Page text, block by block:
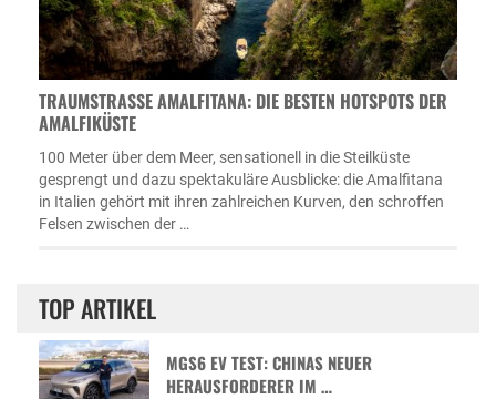
TRAUMSTRASSE AMALFITANA: DIE BESTEN HOTSPOTS DER A
MALFIKÜSTE
100 Meter über dem Meer, sensationell in die Steilküste
gesprengt und dazu spektakuläre Ausblicke: die Amalfitana
in Italien gehört mit ihren zahlreichen Kurven, den schroffen
Felsen zwischen der …
TOP ARTIKEL
MGS6 EV TEST: CHINAS NEUER
HERAUSFORDERER IM …